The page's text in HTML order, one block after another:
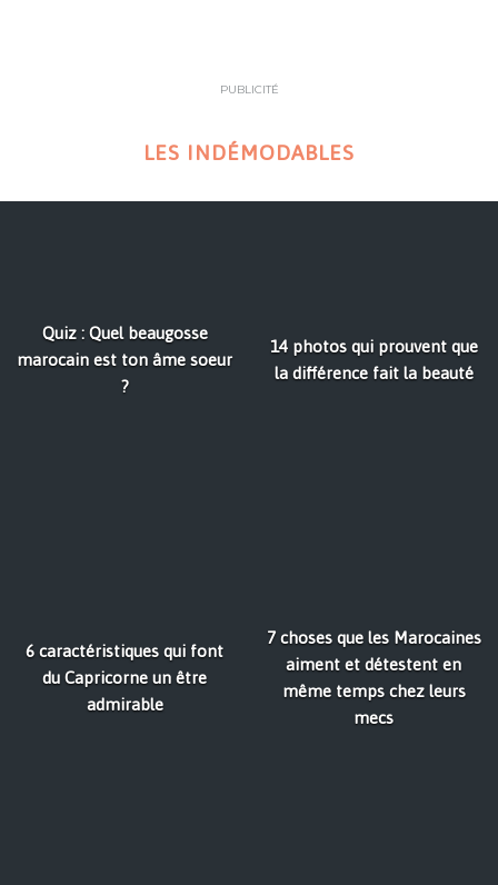
PUBLICITÉ
LES INDÉMODABLES
Quiz : Quel beaugosse
marocain est ton âme soeur
?
14 photos qui prouvent que
la différence fait la beauté
6 caractéristiques qui font
du Capricorne un être
admirable
7 choses que les Marocaines
aiment et détestent en
même temps chez leurs
mecs